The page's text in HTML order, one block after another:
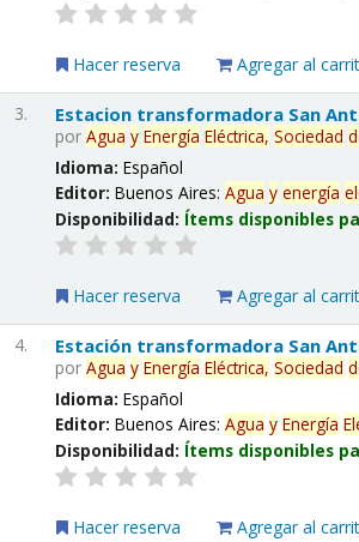
Hacer reserva Agregar al
3. Estacion transformadora San
porAgua y Energía Eléctrica, Sociedad
Idioma:Español
Editor:Buenos Aires:Agua y energía
Disponibilidad: Ítems disponibles
Hacer reserva Agregar al
4. Estación transformadora San
porAgua y Energía Eléctrica, Sociedad
Idioma:Español
Editor:Buenos Aires:Agua y Energía
Disponibilidad: Ítems disponibles
Hacer reserva Agregar al